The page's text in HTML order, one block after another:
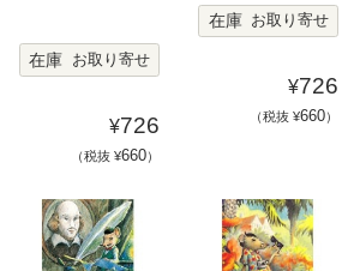
在庫 お取り寄せ
¥726
（税抜 ¥660）
在庫 お取り寄せ
¥726
（税抜 ¥660）